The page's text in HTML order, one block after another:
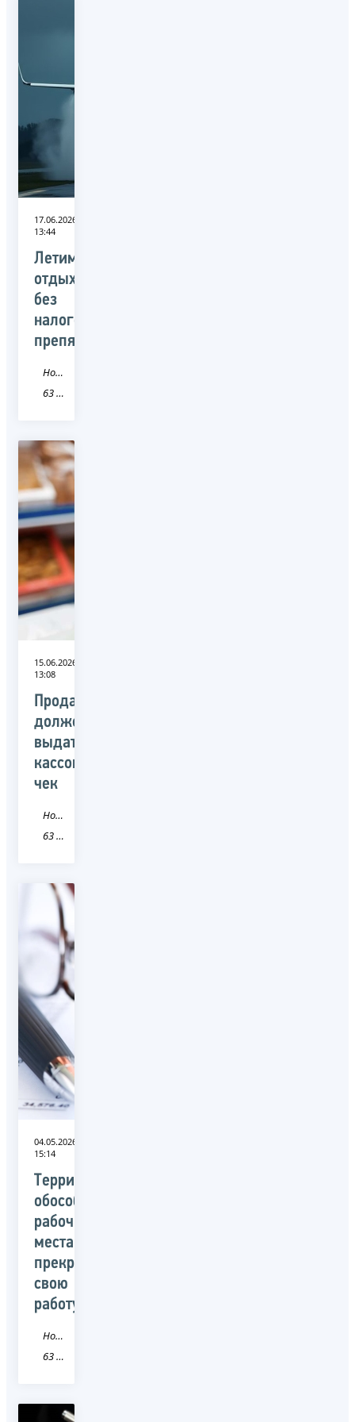
17.06.2026
13:44
Летим
отдыхать
без
налоговых
препятствий
Новость
63 Самарская область
15.06.2026
13:08
Продавец
должен
выдать
кассовый
чек
Новость
63 Самарская область
04.05.2026
15:14
Территориально-
обособленные
рабочие
места
прекращают
свою
работу
Новость
63 Самарская область